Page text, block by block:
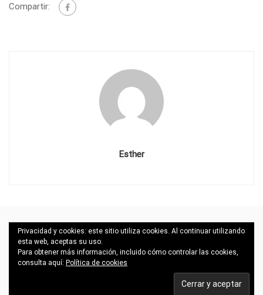
Compartir:
Esther
Todos los derechos reservados. Copyrigth
@transformandonos.com-Cristina Antoñanzas- Diseño
web @porladiosa.com
Privacidad y cookies: este sitio utiliza cookies. Al continuar utilizando
esta web, aceptas su uso.
Para obtener más información, incluido cómo controlar las cookies,
consulta aquí: Política de cookies